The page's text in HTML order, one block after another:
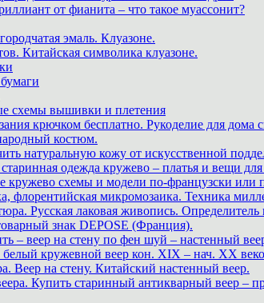
от фианита – что такое муассонит?
эмаль. Клуазоне.
Китайская символика клуазоне.
схемы вышивки и плетения
крючком бесплатно. Рукоделие для дома
костюм.
натуральную кожу от искусственной
одежда кружево – платья и вещи
кружево схемы и модели по-французски или
флорентийская микромозаика. Техника
Русская лаковая живопись.
знак DEPOSE (Франция).
– веер на стену по фен шуй – настенный
кружевной веер кон. XIX – нач. XX
Веер на стену. Китайский настенный веер.
Купить старинный антикварный веер –